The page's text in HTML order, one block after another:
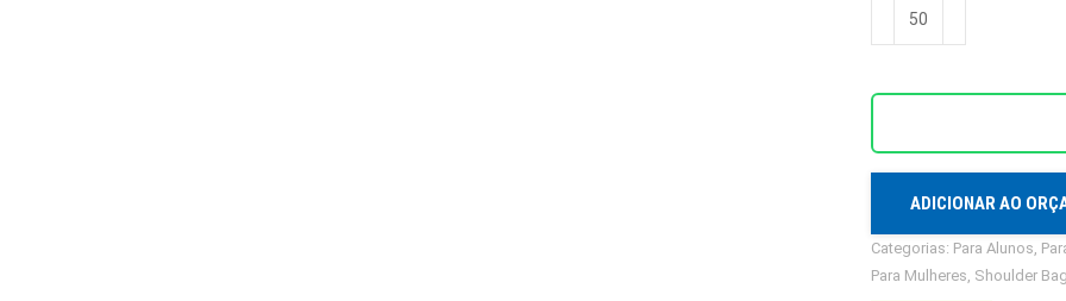
Nylon
quantidade
ADICIONAR AO
Categorias: Para Alunos
Para Mulheres Shoulder Bag